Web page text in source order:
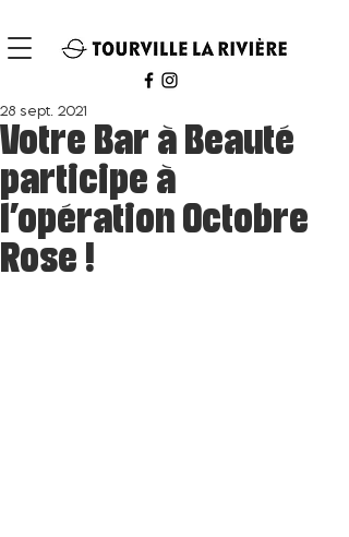
Votre Bar à Beauté
participe à
l'opération Octobre
Rose !
28 sept. 2021